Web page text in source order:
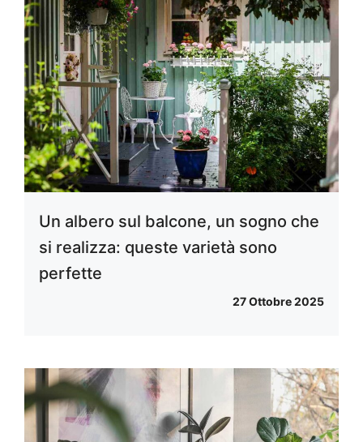
Un albero sul balcone, un sogno che
si realizza: queste varietà sono
perfette
27 Ottobre 2025